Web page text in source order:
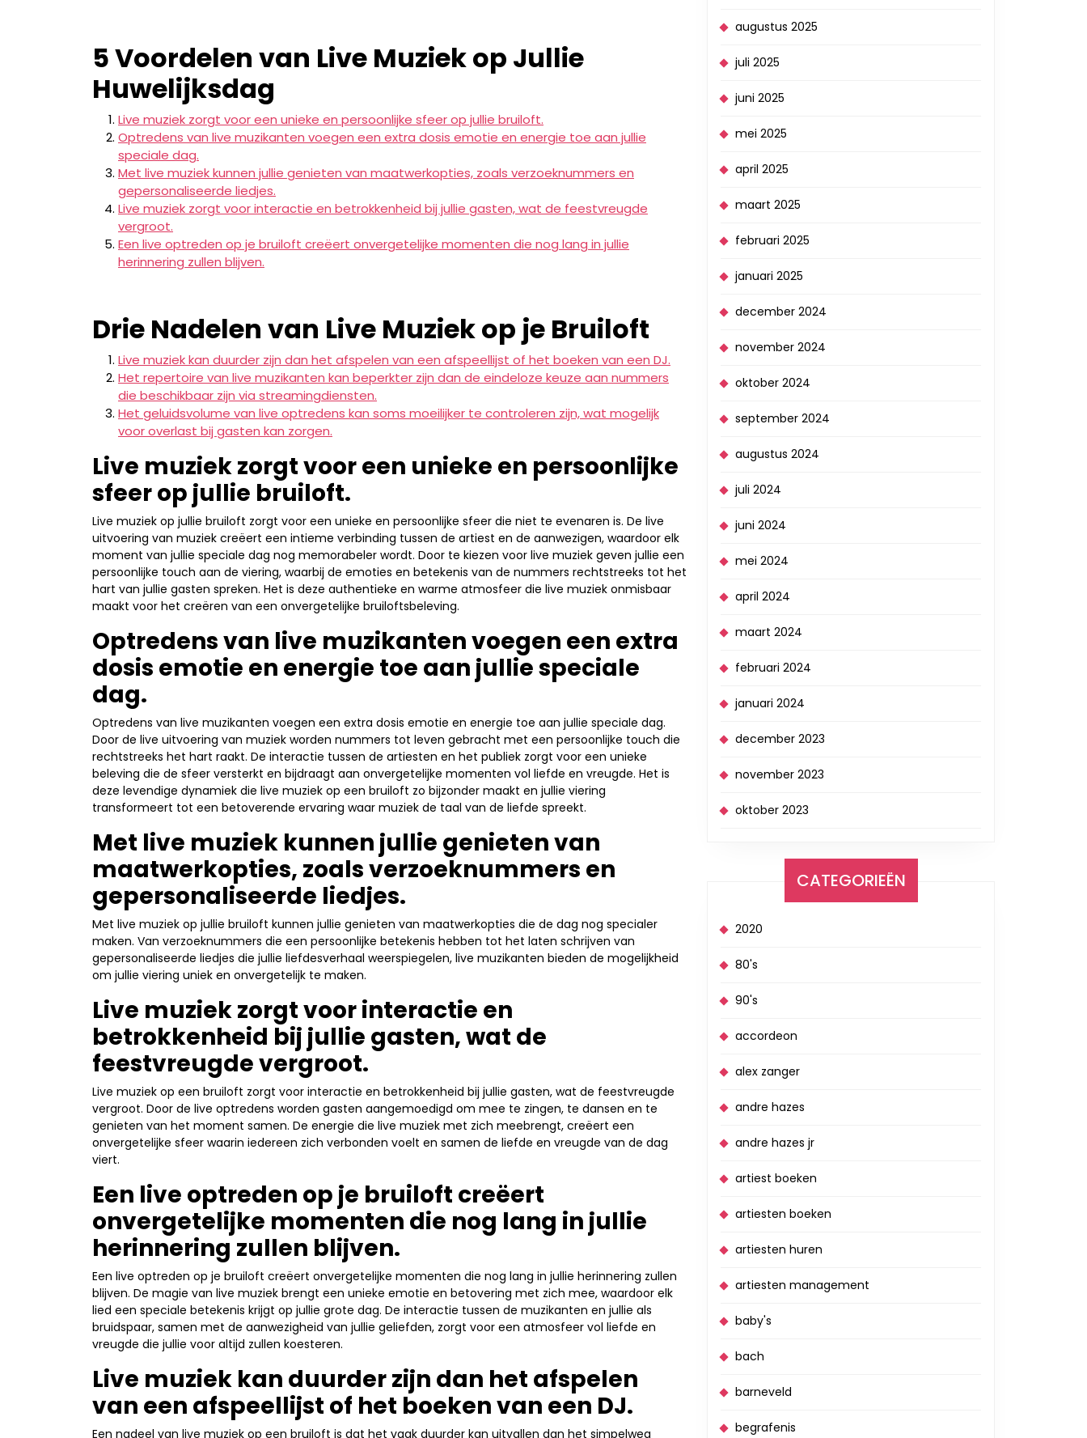
5 Voordelen van Live Muziek op Jullie
Huwelijksdag
Live muziek zorgt voor een unieke en persoonlijke sfeer op jullie bruiloft.
Optredens van live muzikanten voegen een extra dosis emotie en energie toe aan jullie
speciale dag.
Met live muziek kunnen jullie genieten van maatwerkopties, zoals verzoeknummers en
gepersonaliseerde liedjes.
Live muziek zorgt voor interactie en betrokkenheid bij jullie gasten, wat de feestvreugde
vergroot.
Een live optreden op je bruiloft creëert onvergetelijke momenten die nog lang in jullie
herinnering zullen blijven.
Drie Nadelen van Live Muziek op je Bruiloft
Live muziek kan duurder zijn dan het afspelen van een afspeellijst of het boeken van een DJ.
Het repertoire van live muzikanten kan beperkter zijn dan de eindeloze keuze aan nummers
die beschikbaar zijn via streamingdiensten.
Het geluidsvolume van live optredens kan soms moeilijker te controleren zijn, wat mogelijk
voor overlast bij gasten kan zorgen.
Live muziek zorgt voor een unieke en persoonlijke
sfeer op jullie bruiloft.
Live muziek op jullie bruiloft zorgt voor een unieke en persoonlijke sfeer die niet te evenaren is. De live
uitvoering van muziek creëert een intieme verbinding tussen de artiest en de aanwezigen, waardoor elk
moment van jullie speciale dag nog memorabeler wordt. Door te kiezen voor live muziek geven jullie een
persoonlijke touch aan de viering, waarbij de emoties en betekenis van de nummers rechtstreeks tot het
hart van jullie gasten spreken. Het is deze authentieke en warme atmosfeer die live muziek onmisbaar
maakt voor het creëren van een onvergetelijke bruiloftsbeleving.
Optredens van live muzikanten voegen een extra
dosis emotie en energie toe aan jullie speciale
dag.
Optredens van live muzikanten voegen een extra dosis emotie en energie toe aan jullie speciale dag.
Door de live uitvoering van muziek worden nummers tot leven gebracht met een persoonlijke touch die
rechtstreeks het hart raakt. De interactie tussen de artiesten en het publiek zorgt voor een unieke
beleving die de sfeer versterkt en bijdraagt aan onvergetelijke momenten vol liefde en vreugde. Het is
deze levendige dynamiek die live muziek op een bruiloft zo bijzonder maakt en jullie viering
transformeert tot een betoverende ervaring waar muziek de taal van de liefde spreekt.
Met live muziek kunnen jullie genieten van
maatwerkopties, zoals verzoeknummers en
gepersonaliseerde liedjes.
Met live muziek op jullie bruiloft kunnen jullie genieten van maatwerkopties die de dag nog specialer
maken. Van verzoeknummers die een persoonlijke betekenis hebben tot het laten schrijven van
gepersonaliseerde liedjes die jullie liefdesverhaal weerspiegelen, live muzikanten bieden de mogelijkheid
om jullie viering uniek en onvergetelijk te maken.
Live muziek zorgt voor interactie en
betrokkenheid bij jullie gasten, wat de
feestvreugde vergroot.
Live muziek op een bruiloft zorgt voor interactie en betrokkenheid bij jullie gasten, wat de feestvreugde
vergroot. Door de live optredens worden gasten aangemoedigd om mee te zingen, te dansen en te
genieten van het moment samen. De energie die live muziek met zich meebrengt, creëert een
onvergetelijke sfeer waarin iedereen zich verbonden voelt en samen de liefde en vreugde van de dag
viert.
Een live optreden op je bruiloft creëert
onvergetelijke momenten die nog lang in jullie
herinnering zullen blijven.
Een live optreden op je bruiloft creëert onvergetelijke momenten die nog lang in jullie herinnering zullen
blijven. De magie van live muziek brengt een unieke emotie en betovering met zich mee, waardoor elk
lied een speciale betekenis krijgt op jullie grote dag. De interactie tussen de muzikanten en jullie als
bruidspaar, samen met de aanwezigheid van jullie geliefden, zorgt voor een atmosfeer vol liefde en
vreugde die jullie voor altijd zullen koesteren.
Live muziek kan duurder zijn dan het afspelen
van een afspeellijst of het boeken van een DJ.
Een nadeel van live muziek op een bruiloft is dat het vaak duurder kan uitvallen dan het simpelweg
augustus 2025
juli 2025
juni 2025
mei 2025
april 2025
maart 2025
februari 2025
januari 2025
december 2024
november 2024
oktober 2024
september 2024
augustus 2024
juli 2024
juni 2024
mei 2024
april 2024
maart 2024
februari 2024
januari 2024
december 2023
november 2023
oktober 2023
CATEGORIEËN
2020
80's
90's
accordeon
alex zanger
andre hazes
andre hazes jr
artiest boeken
artiesten boeken
artiesten huren
artiesten management
baby's
bach
barneveld
begrafenis